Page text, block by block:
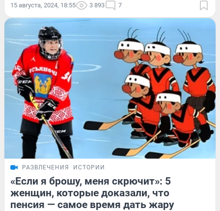
15 августа, 2024, 18:55 3 893 7
РАЗВЛЕЧЕНИЯ ИСТОРИИ
«Если я брошу, меня скрючит»: 5
женщин, которые доказали, что
пенсия — самое время дать жару